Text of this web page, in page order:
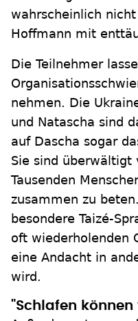
wahrscheinlich
Hoffmann mit
Die Teilnehmer
nehmen. Die
und Natascha sind
auf Dascha sogar
Sie sind
Tausenden
zusammen zu
besondere Taizé-
oft wiederholenden
eine Andacht in
wird.
"Schlafen können